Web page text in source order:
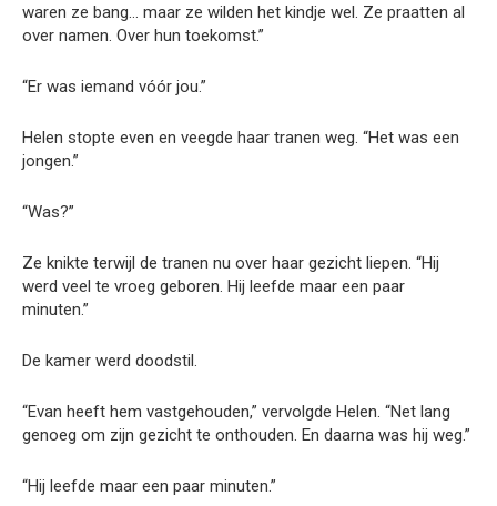
waren ze bang… maar ze wilden het kindje wel. Ze praatten al
over namen. Over hun toekomst.”
“Er was iemand vóór jou.”
Helen stopte even en veegde haar tranen weg. “Het was een
jongen.”
“Was?”
Ze knikte terwijl de tranen nu over haar gezicht liepen. “Hij
werd veel te vroeg geboren. Hij leefde maar een paar
minuten.”
De kamer werd doodstil.
“Evan heeft hem vastgehouden,” vervolgde Helen. “Net lang
genoeg om zijn gezicht te onthouden. En daarna was hij weg.”
“Hij leefde maar een paar minuten.”